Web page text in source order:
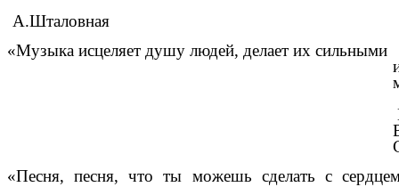
А.Шталовная
«Музыка исцеляет душу людей, делает их сильными
«Песня, песня, что ты можешь сделать с